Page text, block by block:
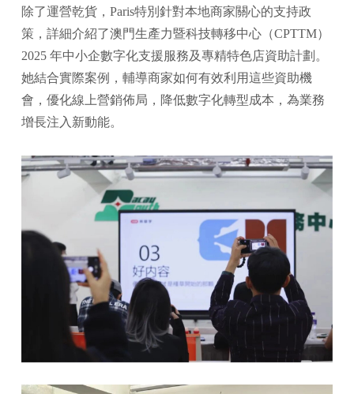
除了運營乾貨，Paris特別針對本地商家關心的支持政
策，詳細介紹了澳門生產力暨科技轉移中心（CPTTM）
2025 年中小企數字化支援服務及專精特色店資助計劃。
她結合實際案例，輔導商家如何有效利用這些資助機
會，優化線上營銷佈局，降低數字化轉型成本，為業務
增長注入新動能。